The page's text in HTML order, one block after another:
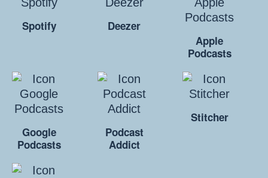
Spotify
Deezer
Apple
Podcasts
Google
Podcasts
Podcast
Addict
Stitcher